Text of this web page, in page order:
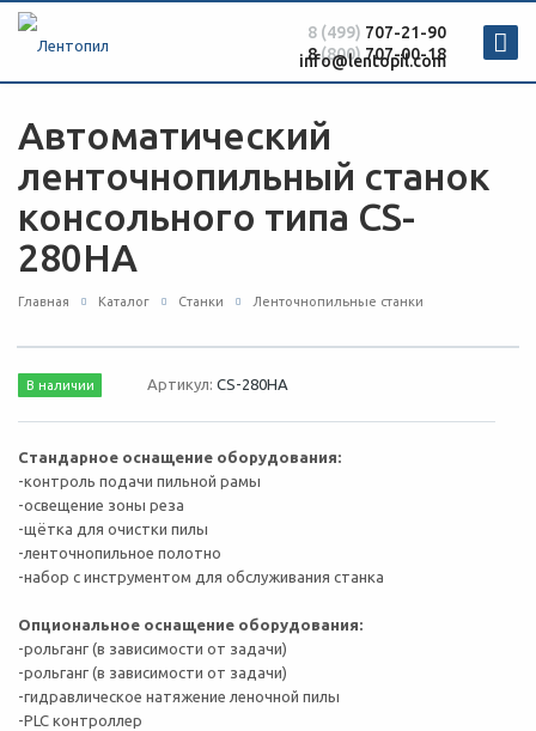
8(800)707-00-18
8 (499) 707-21-90
info@lentopil.com
Автоматический
ленточнопильный станок
консольного типа CS-
280HA
Главная Каталог Станки Ленточнопильные станки
В наличии Артикул:CS-280HA
Стандарное оснащение оборудования:
-контроль подачи пильной рамы
-освещение зоны реза
-щётка для очистки пилы
-ленточнопильное полотно
-набор с инструментом для обслуживания станка
Опциональное оснащение оборудования:
-рольганг (в зависимости от задачи)
-рольганг (в зависимости от задачи)
-гидравлическое натяжение леночной пилы
-PLC контроллер